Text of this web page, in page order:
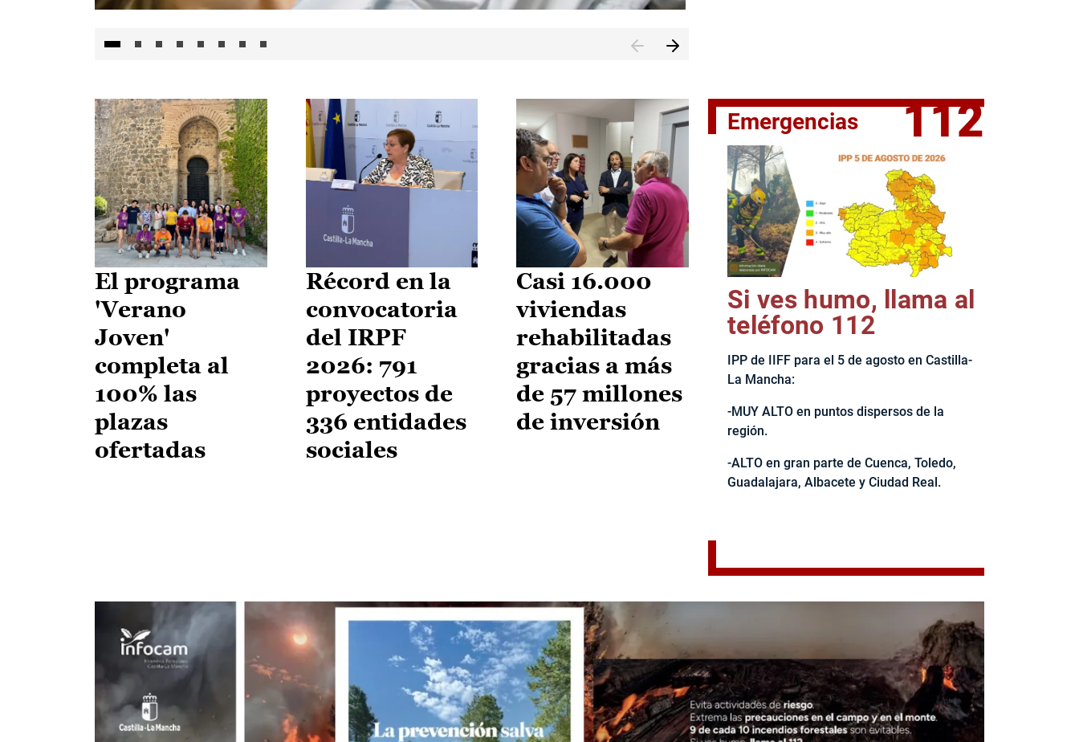
El jefe del Ejecutivo castellanomanchego, Emiliano García-
El programa
'Verano
Joven'
completa al
100% las
plazas
ofertadas
Récord en la
convocatoria
del IRPF
2026: 791
proyectos de
336 entidades
sociales
Casi 16.000
viviendas
rehabilitadas
gracias a más
de 57 millones
de inversión
Emergencias 112
Si ves humo, llama al
teléfono 112
IPP de IIFF para el 5 de agosto en Castilla-
La Mancha:
-MUY ALTO en puntos dispersos de la
región.
-ALTO en gran parte de Cuenca, Toledo,
Guadalajara, Albacete y Ciudad Real.